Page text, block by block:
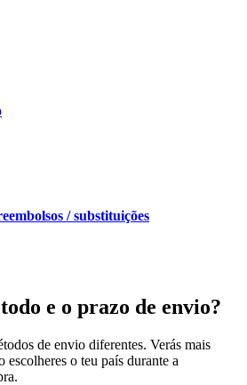
/ substituições
e o prazo de envio?
de envio diferentes. Verás mais
escolheres o teu país durante a